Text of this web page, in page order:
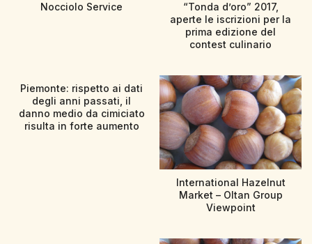
Nocciolo Service
“Tonda d’oro” 2017,
aperte le iscrizioni per la
prima edizione del
contest culinario
Piemonte: rispetto ai dati
degli anni passati, il
danno medio da cimiciato
risulta in forte aumento
International Hazelnut
Market – Oltan Group
Viewpoint